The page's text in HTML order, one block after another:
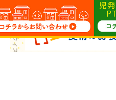
Copyright © ウィズ・ユー All Rights Reserved.